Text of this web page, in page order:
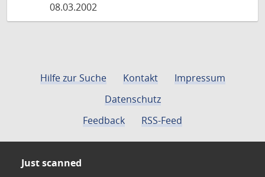
08.03.2002
Hilfe zur Suche Kontakt
Impressum
Datenschutz
Feedback
RSS-Feed
Just scanned